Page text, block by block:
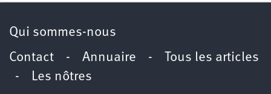
Qui sommes-nous
Contact - Annuaire - Tous les articles
-
Les nôtres